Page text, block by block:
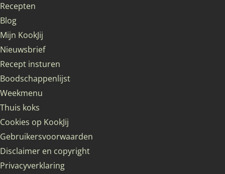
Recepten
Blog
Mijn KookJij
Nieuwsbrief
Recept insturen
Boodschappenlijst
Weekmenu
Thuis koks
Cookies op KookJij
Gebruikersvoorwaarden
Disclaimer en copyright
Privacyverklaring